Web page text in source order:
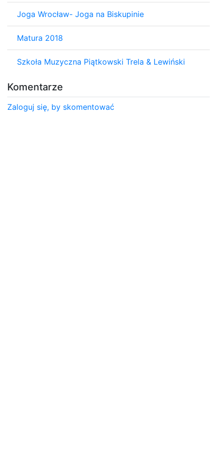
Joga Wrocław- Joga na Biskupinie
Matura 2018
Szkoła Muzyczna Piątkowski Trela & Lewiński
Komentarze
Zaloguj się, by skomentować